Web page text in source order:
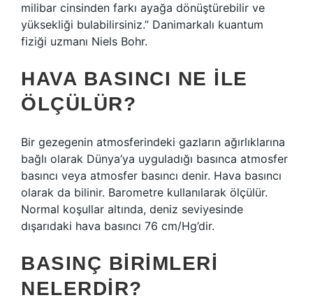
milibar cinsinden farkı ayağa dönüştürebilir ve
yüksekliği bulabilirsiniz.” Danimarkalı kuantum
fiziği uzmanı Niels Bohr.
HAVA BASINCI NE ILE
ÖLÇÜLÜR?
Bir gezegenin atmosferindeki gazların ağırlıklarına
bağlı olarak Dünya’ya uyguladığı basınca atmosfer
basıncı veya atmosfer basıncı denir. Hava basıncı
olarak da bilinir. Barometre kullanılarak ölçülür.
Normal koşullar altında, deniz seviyesinde
dışarıdaki hava basıncı 76 cm/Hg’dir.
BASINÇ BIRIMLERI
NELERDIR?